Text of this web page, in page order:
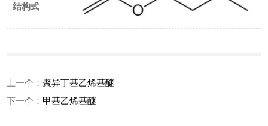
结构式
上一个：聚异丁基乙烯基醚
下一个： 甲基乙烯基醚